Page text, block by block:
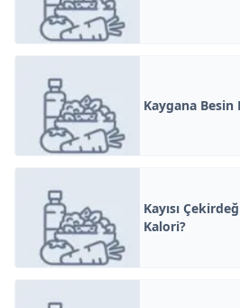
Kaygana Besin
Kayısı
Kalori?